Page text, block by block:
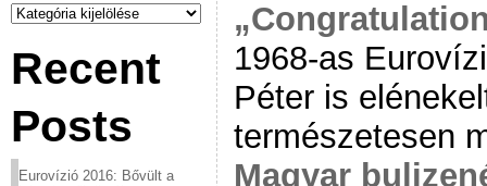
Kategóriák
Recent
Posts
Eurovízió 2016: Bővült a
1968-as
Péter is
természetesen
Magyar